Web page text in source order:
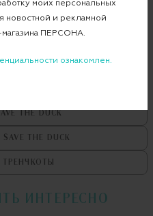
представителем
THE DUCK
SAVE THE DUCK
ТРЕНЧКОТЫ
ИНТЕРЕСНО
моих персональных
новостной и рекламной
магазина ПЕРСОНА.
ознакомлен.